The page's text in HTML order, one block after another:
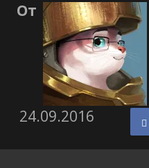
От
24.09.2016